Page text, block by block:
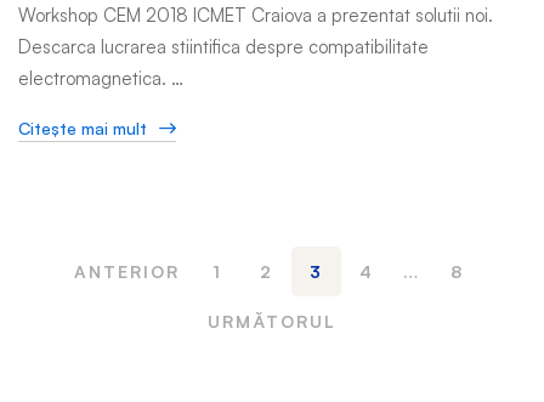
Workshop CEM 2018 ICMET Craiova a prezentat solutii noi.
Descarca lucrarea stiintifica despre compatibilitate
electromagnetica. …
Citeşte mai mult
ANTERIOR 1 2 3 4 … 8
URMĂTORUL